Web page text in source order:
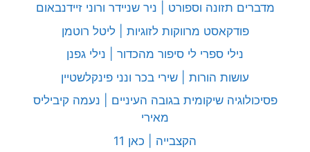
מדברים תזונה וספורט | ניר שניידר ורוני זיידנבאום
פודקאסט מרווקות לזוגיות | ליטל רוטמן
נילי ספרי לי סיפור מהכדור | נילי גפנן
עושות הורות | שירי בכר ונני פינקלשטיין
פסיכולוגיה שיקומית בגובה העיניים | נעמה קיביליס
מאירי
הקצבייה | כאן 11